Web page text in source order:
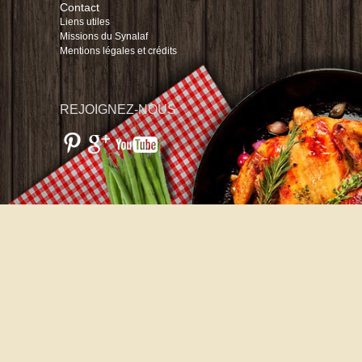
Contact
Liens utiles
Missions du Synalaf
Mentions légales et crédits
REJOIGNEZ-NOUS